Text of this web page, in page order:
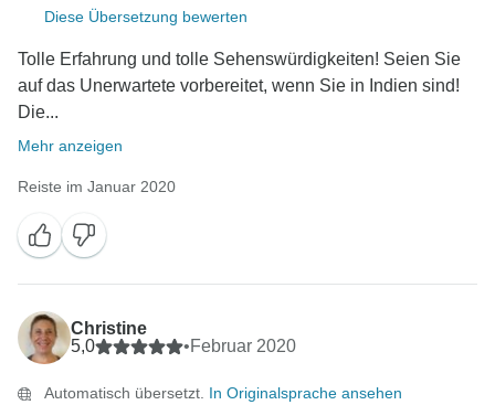
Diese Übersetzung bewerten
Tolle Erfahrung und tolle Sehenswürdigkeiten! Seien Sie
auf das Unerwartete vorbereitet, wenn Sie in Indien sind!
Die...
Mehr anzeigen
Reiste im Januar 2020
Christine
5,0
•Februar 2020
Automatisch übersetzt. In Originalsprache ansehen